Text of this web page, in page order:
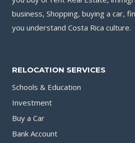
DE
MARZO
EN
DE
DANZA
business, Shopping, buying a car,
you understand Costa Rica culture.
RELOCATION SERVICES
Schools & Education
Investment
Buy a Car
Bank Account